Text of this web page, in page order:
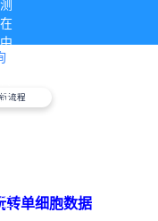
流程
单细胞数据